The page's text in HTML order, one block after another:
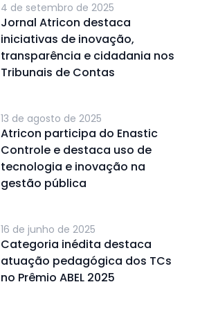
4 de setembro de 2025
Jornal Atricon destaca
iniciativas de inovação,
transparência e cidadania nos
Tribunais de Contas
13 de agosto de 2025
Atricon participa do Enastic
Controle e destaca uso de
tecnologia e inovação na
gestão pública
16 de junho de 2025
Categoria inédita destaca
atuação pedagógica dos TCs
no Prêmio ABEL 2025